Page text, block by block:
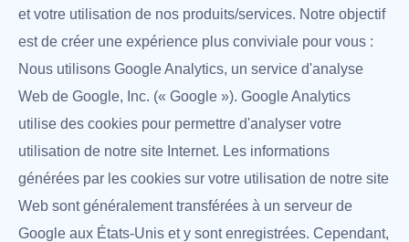
et votre utilisation de nos produits/services. Notre objectif
est de créer une expérience plus conviviale pour vous :
Nous utilisons Google Analytics, un service d'analyse
Web de Google, Inc. (« Google »). Google Analytics
utilise des cookies pour permettre d'analyser votre
utilisation de notre site Internet. Les informations
générées par les cookies sur votre utilisation de notre site
Web sont généralement transférées à un serveur de
Google aux États-Unis et y sont enregistrées. Cependant,